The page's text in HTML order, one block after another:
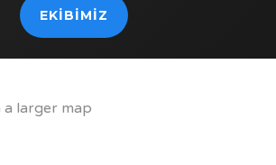
EKİBİMİZ